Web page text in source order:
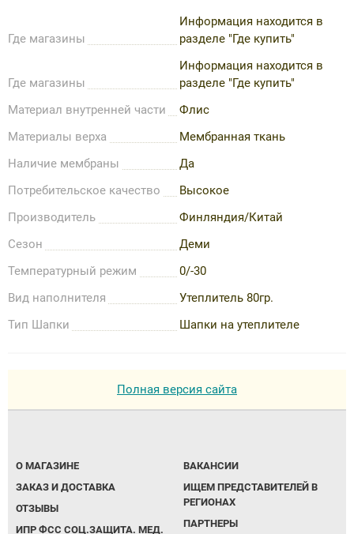
Где магазины
Информация находится в
разделе "Где купить"
Где магазины
Информация находится в
разделе "Где купить"
Материал внутренней части
Флис
Материалы верха
Мембранная ткань
Наличие мембраны
Да
Потребительское качество
Высокое
Производитель
Финляндия/Китай
Сезон
Деми
Температурный режим
0/-30
Вид наполнителя
Утеплитель 80гр.
Тип Шапки
Шапки на утеплителе
Полная версия сайта
О МАГАЗИНЕ
ЗАКАЗ И ДОСТАВКА
ОТЗЫВЫ
ИПР ФСС СОЦ.ЗАЩИТА. МЕД.
ВАКАНСИИ
ИЩЕМ ПРЕДСТАВИТЕЛЕЙ В
РЕГИОНАХ
ПАРТНЕРЫ